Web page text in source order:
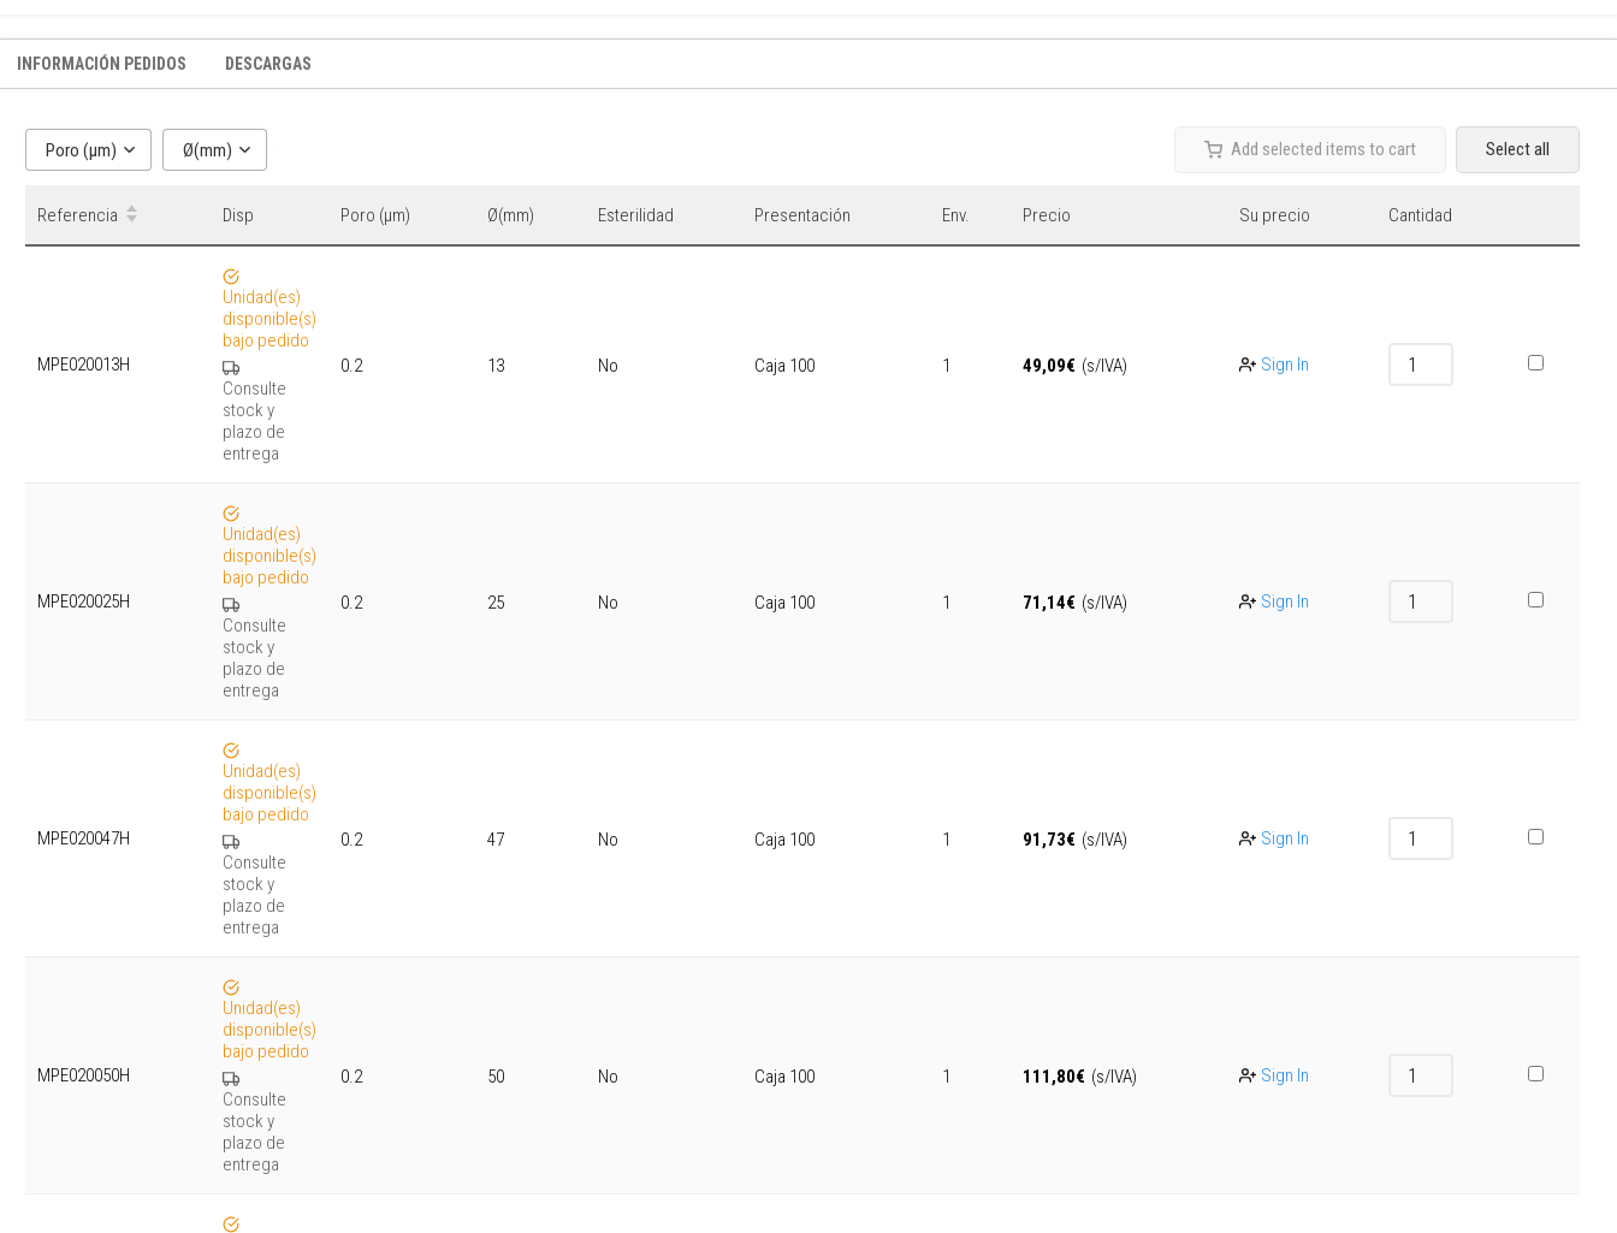
INFORMACIÓN PEDIDOS DESCARGAS
Poro (μm) Ø(mm) Add selected items to cart Select all
Referencia Disp Poro (μm) Ø(mm) Esterilidad Presentación Env. Precio Su precio Cantidad
MPE020013H
Unidad(es)
disponible(s)
bajo pedido
Consulte
stock y
plazo de
entrega
0.2 13 No Caja 100 1 49,09€ (s/IVA) Sign In
MPE020025H
Unidad(es)
disponible(s)
bajo pedido
Consulte
stock y
plazo de
entrega
0.2 25 No Caja 100 1 71,14€ (s/IVA) Sign In
MPE020047H
Unidad(es)
disponible(s)
bajo pedido
Consulte
stock y
plazo de
entrega
0.2 47 No Caja 100 1 91,73€ (s/IVA) Sign In
MPE020050H
Unidad(es)
disponible(s)
bajo pedido
Consulte
stock y
plazo de
entrega
0.2 50 No Caja 100 1 111,80€ (s/IVA) Sign In